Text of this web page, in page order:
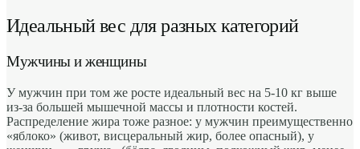
Идеальный вес для разных категорий
Мужчины и женщины
У мужчин при том же росте идеальный вес на 5-10 кг выше
из-за большей мышечной массы и плотности костей.
Распределение жира тоже разное: у мужчин преимущественно
«яблоко» (живот, висцеральный жир, более опасный), у